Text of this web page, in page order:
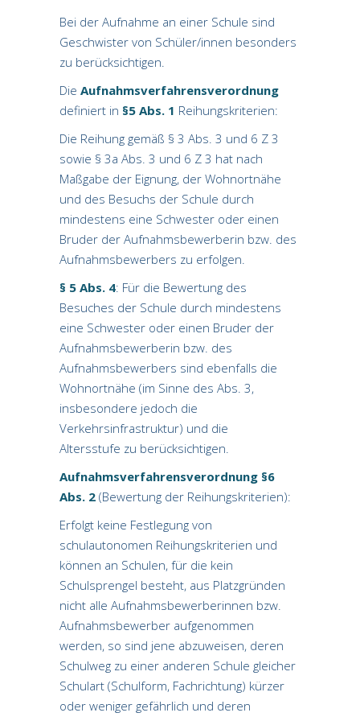
Bei der Aufnahme an einer Schule sind
Geschwister von Schüler/innen besonders
zu berücksichtigen.
Die Aufnahmsverfahrensverordnung
definiert in §5 Abs. 1 Reihungskriterien:
Die Reihung gemäß § 3 Abs. 3 und 6 Z 3
sowie § 3a Abs. 3 und 6 Z 3 hat nach
Maßgabe der Eignung, der Wohnortnähe
und des Besuchs der Schule durch
mindestens eine Schwester oder einen
Bruder der Aufnahmsbewerberin bzw. des
Aufnahmsbewerbers zu erfolgen.
§ 5 Abs. 4: Für die Bewertung des
Besuches der Schule durch mindestens
eine Schwester oder einen Bruder der
Aufnahmsbewerberin bzw. des
Aufnahmsbewerbers sind ebenfalls die
Wohnortnähe (im Sinne des Abs. 3,
insbesondere jedoch die
Verkehrsinfrastruktur) und die
Altersstufe zu berücksichtigen.
Aufnahmsverfahrensverordnung §6
Abs. 2 (Bewertung der Reihungskriterien):
Erfolgt keine Festlegung von
schulautonomen Reihungskriterien und
können an Schulen, für die kein
Schulsprengel besteht, aus Platzgründen
nicht alle Aufnahmsbewerberinnen bzw.
Aufnahmsbewerber aufgenommen
werden, so sind jene abzuweisen, deren
Schulweg zu einer anderen Schule gleicher
Schulart (Schulform, Fachrichtung) kürzer
oder weniger gefährlich und deren